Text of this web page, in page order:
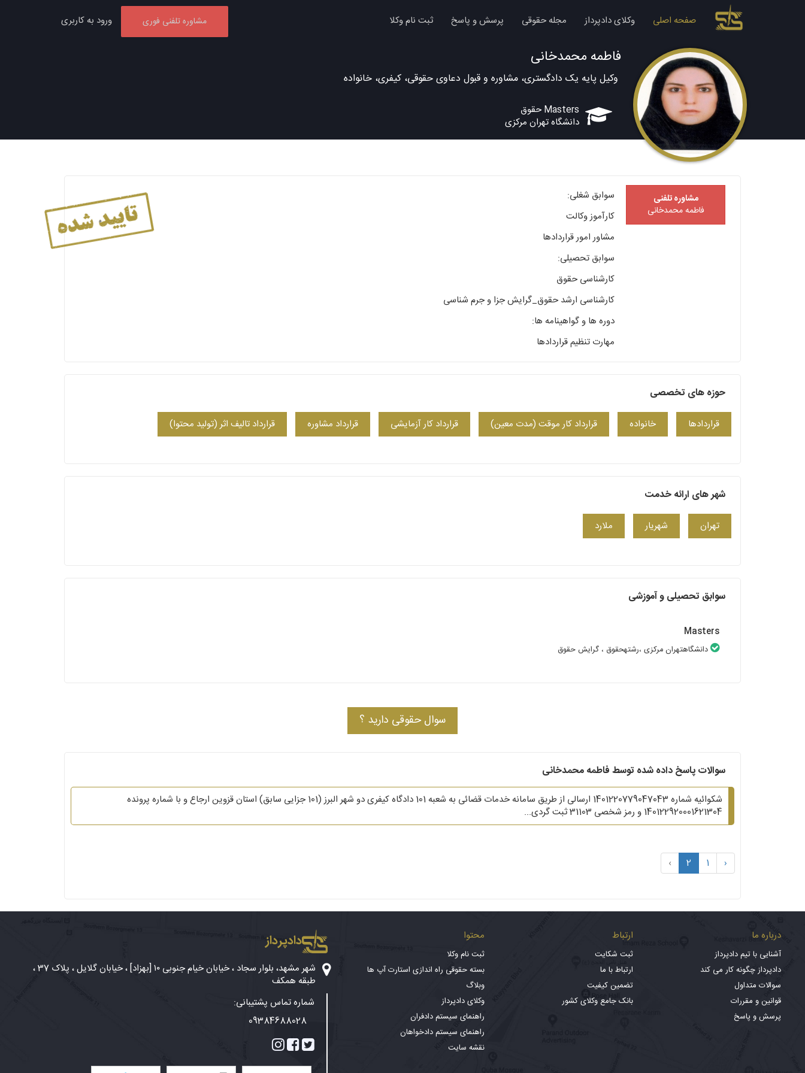
صفحه اصلی وکلای دادپرداز مجله حقوقی پرسش و پاسخ ثبت نام وکلا مشاوره تلفنی فوری ورود به کاربری
فاطمه محمدخانی
وکیل پایه یک دادگستری، مشاوره و قبول دعاوی حقوقی، کیفری، خانواده
Masters حقوق
دانشگاه تهران مرکزی
مشاوره تلفنی
فاطمه محمدخانی
سوابق شغلی:
کارآموز وکالت
مشاور امور قراردادها
سوابق تحصیلی:
کارشناسی حقوق
کارشناسی ارشد حقوق_گرایش جزا و جرم شناسی
دوره ها و گواهینامه ها:
مهارت تنظیم قراردادها
حوزه های تخصصی
قراردادها خانواده قرارداد کار موقت (مدت معین) قرارداد کار آزمایشی قرارداد مشاوره قرارداد تالیف اثر (تولید محتوا)
شهر های ارائه خدمت
تهران شهریار ملارد
سوابق تحصیلی و آموزشی
Masters
دانشگاهتهران مرکزی ،رشتهحقوق ، گرایش حقوق
سوال حقوقی دارید ؟
سوالات پاسخ داده شده توسط فاطمه محمدخانی
شکوائیه شماره 1401220779047043 ارسالی از طریق سامانه خدمات قضائی به شعبه 101 دادگاه کیفری دو شهر البرز (101 جزایی سابق) استان قزوین ارجاع و با شماره پرونده
140122920001621304 و رمز شخصی 31103 ثبت گردی...
‹
1
2
›
درباره ما
آشنایی با تیم دادپرداز
دادپرداز چگونه کار می کند
سوالات متداول
قوانین و مقررات
پرسش و پاسخ
ارتباط
ثبت شکایت
ارتباط با ما
تضمین کیفیت
بانک جامع وکلای کشور
محتوا
ثبت نام وکلا
بسته حقوقی راه اندازی استارت آپ ها
وبلاگ
وکلای دادپرداز
راهنمای سیستم دادفران
راهنمای سیستم دادخواهان
نقشه سایت
دادپرداز
شهر مشهد، بلوار سجاد ، خیابان خیام جنوبی ۱۰ [بهزاد] ، خیابان گلایل ، پلاک 37 ،
طبقه همکف
شماره تماس پشتیبانی:
09384688028